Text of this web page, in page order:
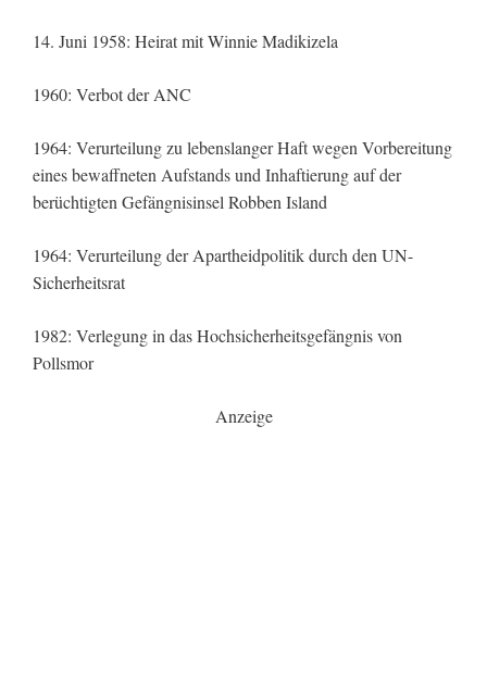
14. Juni 1958: Heirat mit Winnie Madikizela
1960: Verbot der ANC
1964: Verurteilung zu lebenslanger Haft wegen Vorbereitung
eines bewaffneten Aufstands und Inhaftierung auf der
berüchtigten Gefängnisinsel Robben Island
1964: Verurteilung der Apartheidpolitik durch den UN-
Sicherheitsrat
1982: Verlegung in das Hochsicherheitsgefängnis von
Pollsmor
Anzeige